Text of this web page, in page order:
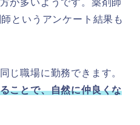
というアンケート結果も
じ職場に勤務できます。
ことで、自然に仲良くな